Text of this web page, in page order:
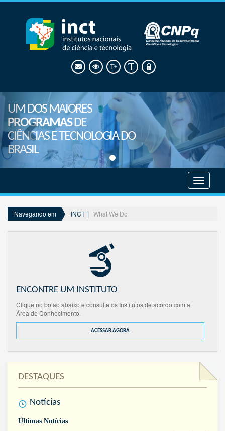
UM DOS MAIORES
PROGRAMASDE
CIÊNCIAS E TECNOLOGIA DO
BRASIL
menu
Navegando em INCT What We Do
ENCONTRE UM INSTITUTO
Clique no botão abaixo e consulte os Institutos de acordo com a
Área de Conhecimento.
ACESSAR AGORA
DESTAQUES
Notícias
Últimas Notícias